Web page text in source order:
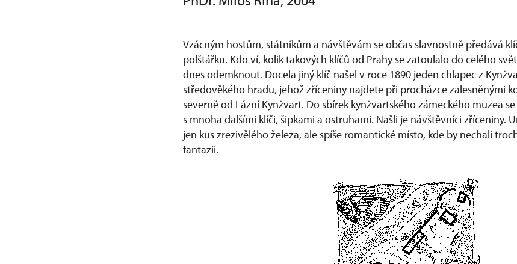
Vzácným hostům, státníkům a návštěvám se občas slavnostně předává
polštářku. Kdo ví, kolik takových klíčů od Prahy se zatoulalo do celého
dnes odemknout. Docela jiný klíč našel v roce 1890 jeden chlapec z
středověkého hradu, jehož zříceniny najdete při procházce zalesněnými
severně od Lázní Kynžvart. Do sbírek kynžvartského zámeckého muzea
s mnoha dalšími klíči, šipkami a ostruhami. Našli je návštěvníci zříceniny.
jen kus zrezivělého železa, ale spíše romantické místo, kde by nechali
fantazii.